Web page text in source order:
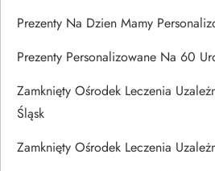
Prezenty Na Dzien Mamy
Prezenty Personalizowane Na 60
Zamknięty Ośrodek Leczenia
Śląsk
Zamknięty Ośrodek Leczenia